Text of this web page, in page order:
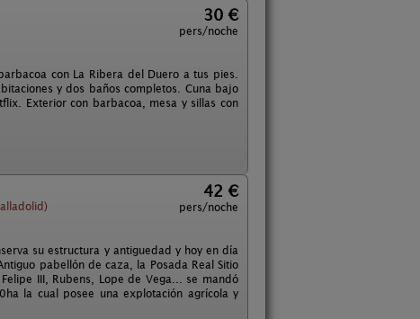
30 €
pers/noche
con La Ribera del Duero a tus pies.
y dos baños completos. Cuna bajo
Exterior con barbacoa, mesa y sillas con
42 €
pers/noche
su estructura y antiguedad y hoy en día
pabellón de caza, la Posada Real Sitio
III, Rubens, Lope de Vega... se mandó
la cual posee una explotación agrícola y